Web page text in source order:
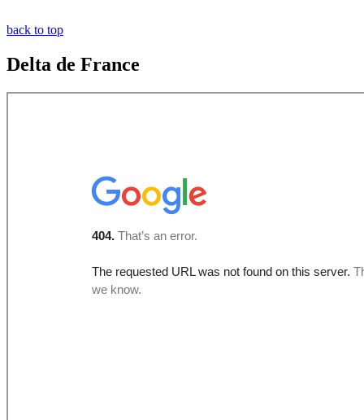
back to top
Delta de France